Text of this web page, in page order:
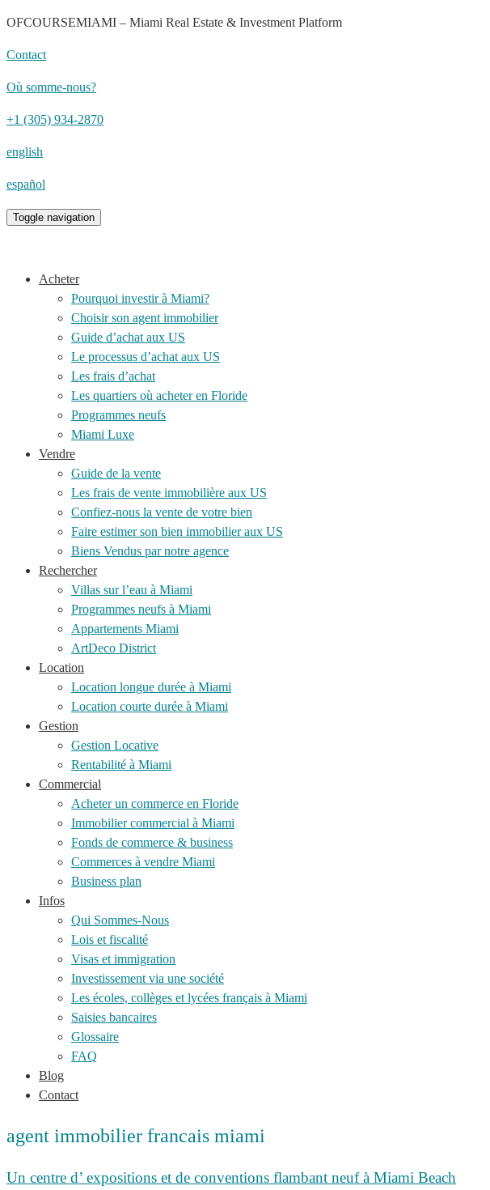
OFCOURSEMIAMI – Miami Real Estate & Investment Platform
Contact
Où somme-nous?
+1 (305) 934-2870
english
español
Toggle navigation
Acheter
Pourquoi investir à Miami?
Choisir son agent immobilier
Guide d’achat aux US
Le processus d’achat aux US
Les frais d’achat
Les quartiers où acheter en Floride
Programmes neufs
Miami Luxe
Vendre
Guide de la vente
Les frais de vente immobilière aux US
Confiez-nous la vente de votre bien
Faire estimer son bien immobilier aux US
Biens Vendus par notre agence
Rechercher
Villas sur l’eau à Miami
Programmes neufs à Miami
Appartements Miami
ArtDeco District
Location
Location longue durée à Miami
Location courte durée à Miami
Gestion
Gestion Locative
Rentabilité à Miami
Commercial
Acheter un commerce en Floride
Immobilier commercial à Miami
Fonds de commerce & business
Commerces à vendre Miami
Business plan
Infos
Qui Sommes-Nous
Lois et fiscalité
Visas et immigration
Investissement via une société
Les écoles, collèges et lycées français à Miami
Saisies bancaires
Glossaire
FAQ
Blog
Contact
agent immobilier francais miami
Un centre d’ expositions et de conventions flambant neuf à Miami Beach